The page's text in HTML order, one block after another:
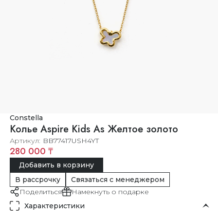
Constella
Колье Aspire Kids As Желтое золото
Артикул BB77417USH4YT
280 000 ₸
Добавить в корзину
В рассрочку
Связаться с менеджером
Поделиться
Намекнуть о подарке
Характеристики